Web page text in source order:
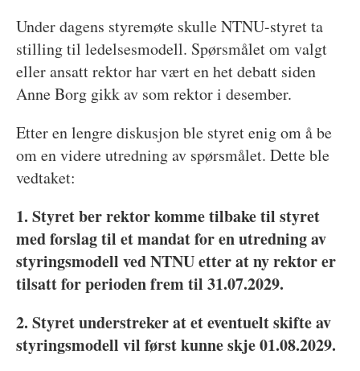
Under dagens styremøte skulle NTNU-styret ta
stilling til ledelsesmodell. Spørsmålet om valgt
eller ansatt rektor har vært en het debatt siden
Anne Borg gikk av som rektor i desember.
Etter en lengre diskusjon ble styret enig om å be
om en videre utredning av spørsmålet. Dette ble
vedtaket:
1. Styret ber rektor komme tilbake til styret
med forslag til et mandat for en utredning av
styringsmodell ved NTNU etter at ny rektor er
tilsatt for perioden frem til 31.07.2029.
2. Styret understreker at et eventuelt skifte av
styringsmodell vil først kunne skje 01.08.2029.